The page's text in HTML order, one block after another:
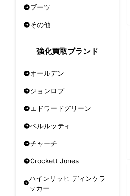
ブーツ
その他
強化買取ブランド
オールデン
ジョンロブ
エドワードグリーン
ベルルッティ
チャーチ
Crockett Jones
ハインリッヒ ディンケラ
ッカー